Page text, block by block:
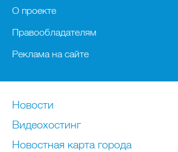
О проекте
Правообладателям
Реклама на сайте
Новости
Видеохостинг
Новостная карта города